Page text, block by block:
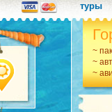
туры
~
~
~